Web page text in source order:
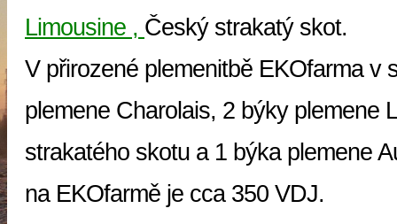
Limousine , Český strakatý skot.
V přirozené plemenitbě EKOfarma v
plemene Charolais, 2 býky plemene
strakatého skotu a 1 býka plemene
na EKOfarmě je cca 350 VDJ.